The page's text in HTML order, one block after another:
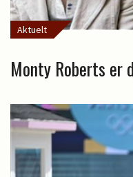
Aktuelt
Monty Roberts er